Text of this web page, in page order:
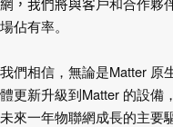
網，我們將與客戶和合作夥
場佔有率。
我們相信， 無論是Matter 原
體更新升級到Matter 的設備
未來一年物聯網成長的主要